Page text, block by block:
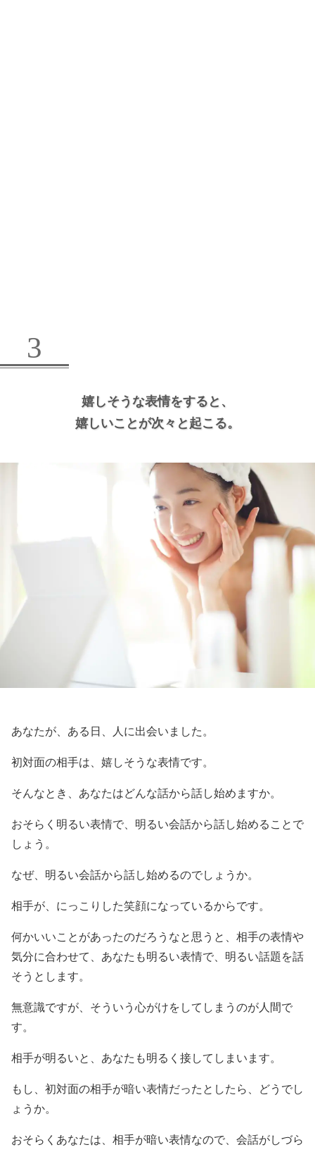
3
嬉しそうな表情をすると、
嬉しいことが次々と起こる。
あなたが、ある日、人に出会いました。
初対面の相手は、嬉しそうな表情です。
そんなとき、あなたはどんな話から話し始めますか。
おそらく明るい表情で、明るい会話から話し始めることで
しょう。
なぜ、明るい会話から話し始めるのでしょうか。
相手が、にっこりした笑顔になっているからです。
何かいいことがあったのだろうなと思うと、相手の表情や
気分に合わせて、あなたも明るい表情で、明るい話題を話
そうとします。
無意識ですが、そういう心がけをしてしまうのが人間で
す。
相手が明るいと、あなたも明るく接してしまいます。
もし、初対面の相手が暗い表情だったとしたら、どうでし
ょうか。
おそらくあなたは、相手が暗い表情なので、会話がしづら